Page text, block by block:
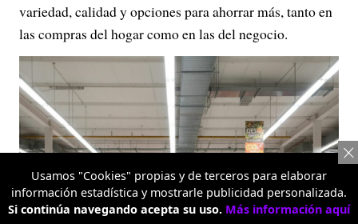
variedad, calidad y opciones para ahorrar más, tanto en
las compras del hogar como en las del negocio.
Usamos "Cookies" propias y de terceros para elaborar
información estadística y mostrarle publicidad personalizada.
Si continúa navegando acepta su uso. Más información aquí